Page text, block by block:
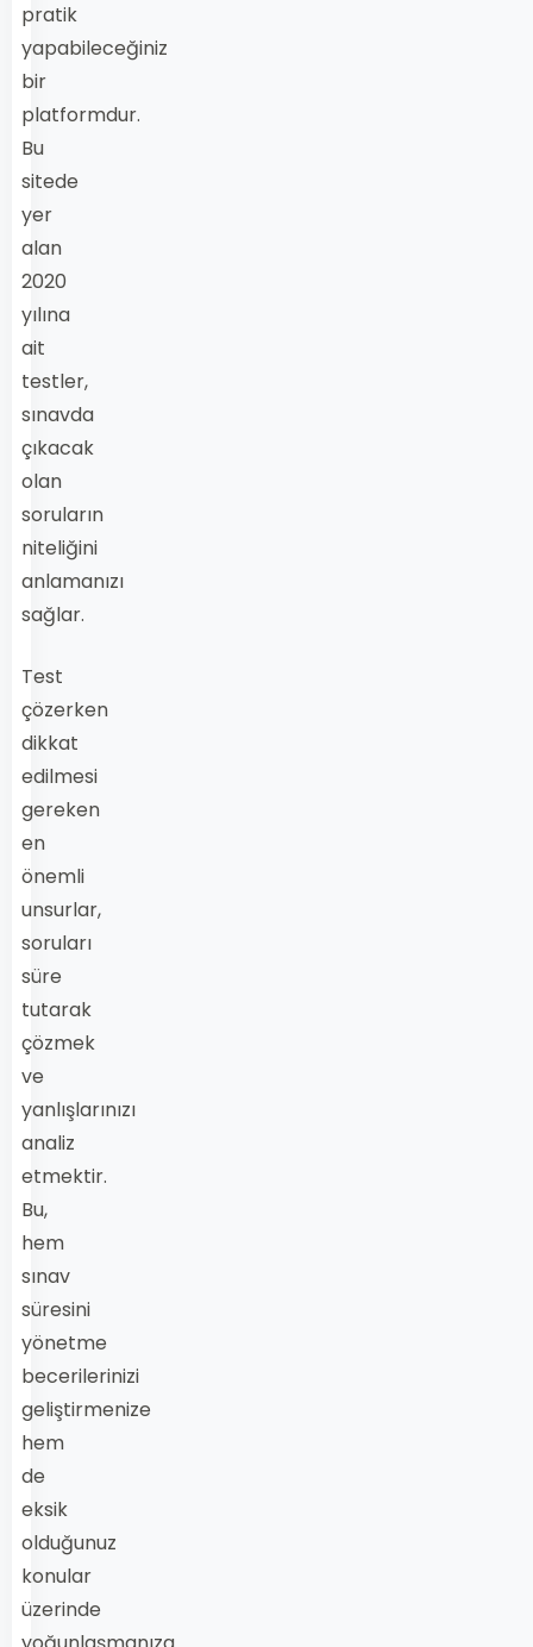
pratik
yapabileceğiniz
bir
platformdur.
Bu
sitede
yer
alan
2020
yılına
ait
testler,
sınavda
çıkacak
olan
soruların
niteliğini
anlamanızı
sağlar.
Test
çözerken
dikkat
edilmesi
gereken
en
önemli
unsurlar,
soruları
süre
tutarak
çözmek
ve
yanlışlarınızı
analiz
etmektir.
Bu,
hem
sınav
süresini
yönetme
becerilerinizi
geliştirmenize
hem
de
eksik
olduğunuz
konular
üzerinde